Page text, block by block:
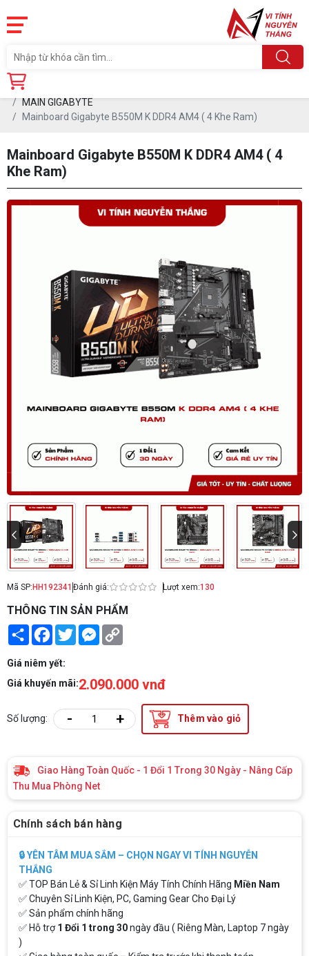
Trang chủ
MAIN GIGABYTE
Mainboard Gigabyte B550M K DDR4 AM4 ( 4 Khe Ram)
Mainboard Gigabyte B550M K DDR4 AM4 ( 4
Khe Ram)
Mã SP: HH192341 Đánh giá: Lượt xem:130
THÔNG TIN SẢN PHẨM
Share Facebook
TwitterMessenger
Giá niêm yết:
Giá khuyến mãi:2.090.000 vnđ
Số lượng: - + Thêm vào giỏ
Giao Hàng Toàn Quốc - 1 Đổi 1 Trong 30 Ngày - Nâng Cấp
Thu Mua Phòng Net
Chính sách bán hàng
🔒 YÊN TÂM MUA SẮM – CHỌN NGAY VI TÍNH NGUYỄN
THẮNG
✅ TOP Bán Lẻ & Sỉ Linh Kiện Máy Tính Chính Hãng Miền Nam
✅ Chuyên Sỉ Linh Kiện, PC, Gaming Gear Cho Đại Lý
✅ Sản phẩm chính hãng
✅ Hỗ trợ1 Đổi 1 trong 30ngày đầu ( Riêng Màn, Laptop 7 ngày
)